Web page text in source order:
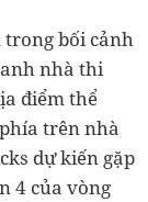
bối cảnh
nhà thi
điểm thể
trên nhà
dự kiến gặp
4 của vòng